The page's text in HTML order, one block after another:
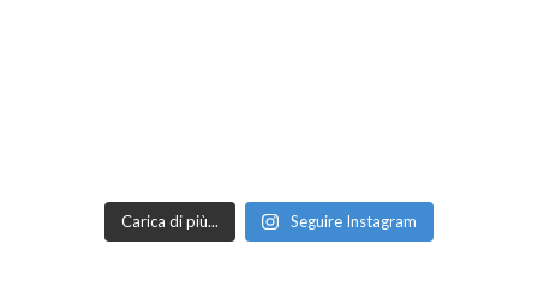
Carica di più... Seguire Instagram